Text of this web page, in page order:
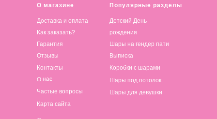
О магазине
Доставка и оплата
Популярные разделы
Детский День
рождения
Как заказать?
Гарантия
Отзывы
Контакты
О нас
Частые вопросы
Карта сайта
Шары на гендер пати
Выписка
Коробки с шарами
Шары под потолок
Шары для девушки